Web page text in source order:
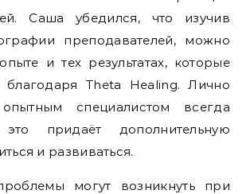
Саша убедился, что изучив
преподавателей, можно
и тех результатах, которые
благодаря Theta Healing. Лично
специалистом всегда
придаёт дополнительную
и развиваться.
могут возникнуть при